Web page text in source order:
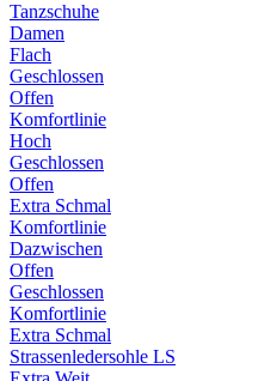
Tanzschuhe
Damen
Flach
Geschlossen
Offen
Komfortlinie
Hoch
Geschlossen
Offen
Extra Schmal
Komfortlinie
Dazwischen
Offen
Geschlossen
Komfortlinie
Extra Schmal
Strassenledersohle LS